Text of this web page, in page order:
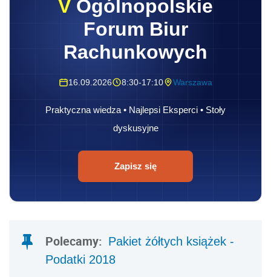
V Ogólnopolskie
Forum Biur
Rachunkowych
16.09.2026 8:30-17:10 Warszawa
Praktyczna wiedza • Najlepsi Eksperci • Stoły
dyskusyjne
Zapisz się
Polecamy: Pakiet żółtych książek -
Podatki 2018